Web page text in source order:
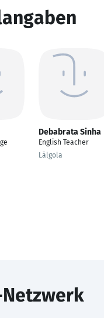
Debabrata Sinha
English Teacher
Lālgola
Netzwerk